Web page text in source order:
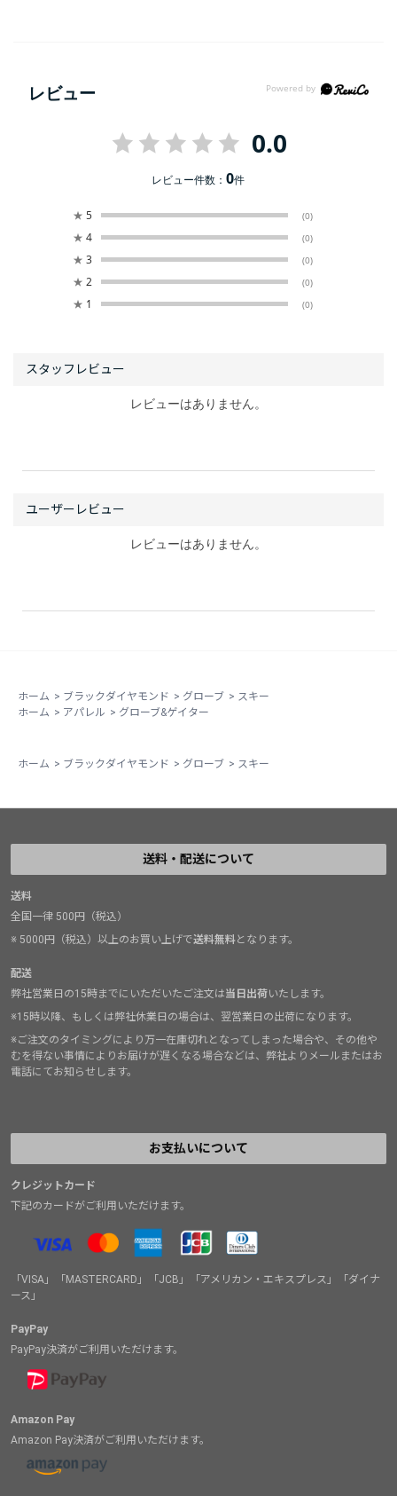
レビュー
0.0
レビュー件数：0件
★ 5 (0)
★ 4 (0)
★ 3 (0)
★ 2 (0)
★ 1 (0)
レビューはありません。
レビューはありません。
ホーム > ブラックダイヤモンド > グローブ > スキー
ホーム > アパレル > グローブ&ゲイター
ホーム > ブラックダイヤモンド > グローブ > スキー
送料・配送について
送料
全国一律 500円（税込）
※ 5000円（税込）以上のお買い上げで送料無料となります。
配送
弊社営業日の15時までにいただいたご注文は当日出荷いたします。
※15時以降、もしくは弊社休業日の場合は、翌営業日の出荷になります。
※ご注文のタイミングにより万一在庫切れとなってしまった場合や、その他や
むを得ない事情によりお届けが遅くなる場合などは、弊社よりメールまたはお
電話にてお知らせします。
お支払いについて
クレジットカード
下記のカードがご利用いただけます。
「VISA」「MASTERCARD」「JCB」「アメリカン・エキスプレス」「ダイナ
ース」
PayPay
PayPay決済がご利用いただけます。
Amazon Pay
Amazon Pay決済がご利用いただけます。